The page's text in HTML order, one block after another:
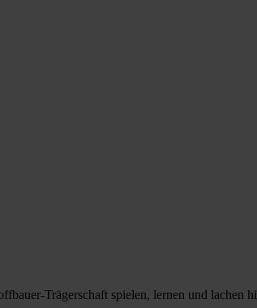
Trägerschaft spielen, lernen und lachen